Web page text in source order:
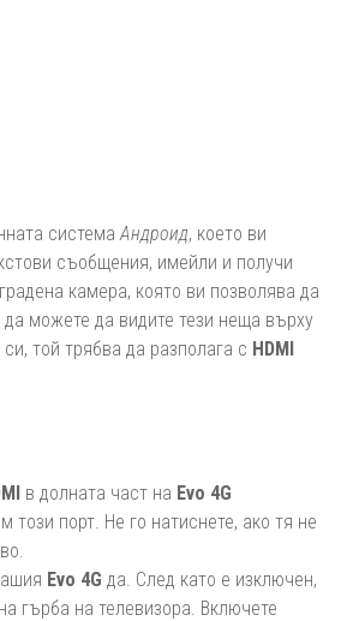
системаАндроид, което ви
съобщения, имейли и получи
камера, която ви позволява да
да можете да видите тези неща върху
той трябва да разполага с HDMI
в долната част на Evo 4G
този порт. Не го натиснете, ако тя не
Evo 4G да. След като е изключен,
гърба на телевизора. Включете